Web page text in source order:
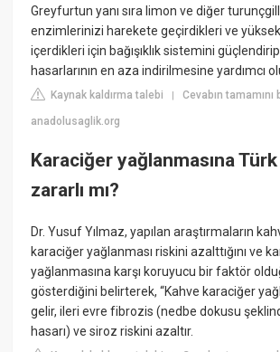
Greyfurtun yanı sıra limon ve diğer
enzimlerinizi harekete geçirdikleri ve
içerdikleri için bağışıklık sistemini
hasarlarının en aza indirilmesine yardımcı
Kaynak kaldırma talebi |Cevabın
anadolusaglik.org
Karaciğer yağlanmasına
zararlı mı?
Dr. Yusuf Yılmaz, yapılan araştırmaların
karaciğer yağlanması riskini azalttığını ve
yağlanmasına karşı koruyucu bir faktör
gösterdiğini belirterek, “Kahve karaciğer
gelir, ileri evre fibrozis (nedbe dokusu
hasarı) ve siroz riskini azaltır.